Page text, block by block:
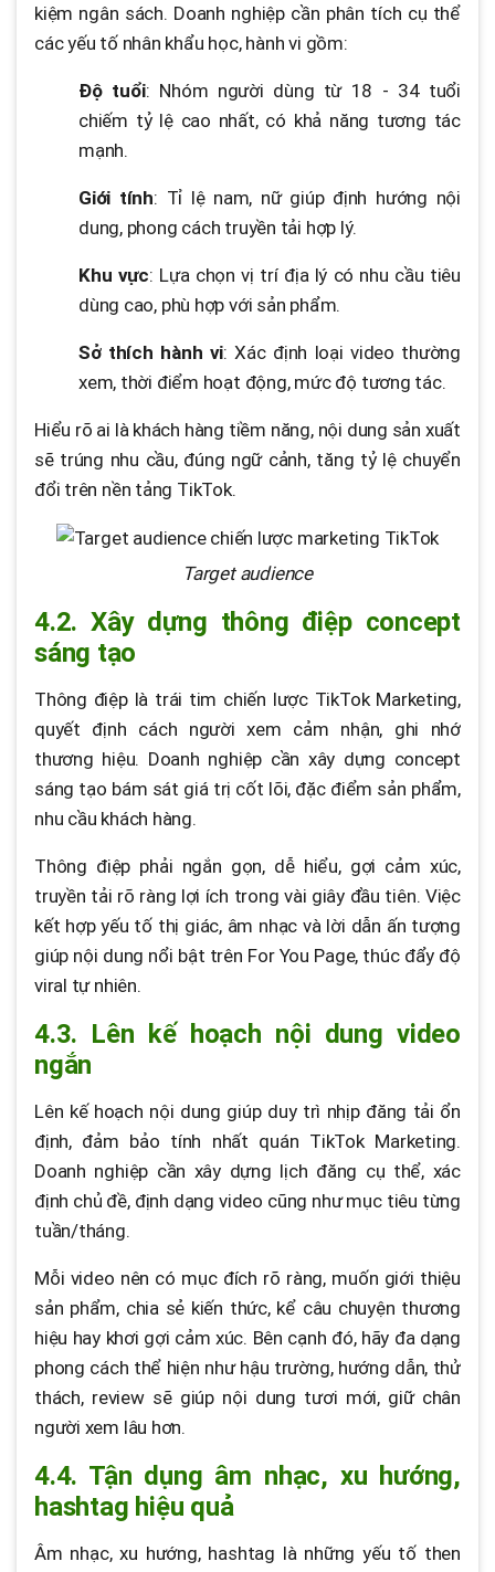
kiệm ngân sách. Doanh nghiệp cần phân tích cụ thể
các yếu tố nhân khẩu học, hành vi gồm:
Độ tuổi: Nhóm người dùng từ 18 - 34 tuổi
chiếm tỷ lệ cao nhất, có khả năng tương tác
mạnh.
Giới tính: Tỉ lệ nam, nữ giúp định hướng nội
dung, phong cách truyền tải hợp lý.
Khu vực: Lựa chọn vị trí địa lý có nhu cầu tiêu
dùng cao, phù hợp với sản phẩm.
Sở thích hành vi: Xác định loại video thường
xem, thời điểm hoạt động, mức độ tương tác.
Hiểu rõ ai là khách hàng tiềm năng, nội dung sản xuất
sẽ trúng nhu cầu, đúng ngữ cảnh, tăng tỷ lệ chuyển
đổi trên nền tảng TikTok.
Target audience
4.2. Xây dựng thông điệp concept
sáng tạo
Thông điệp là trái tim chiến lược TikTok Marketing,
quyết định cách người xem cảm nhận, ghi nhớ
thương hiệu. Doanh nghiệp cần xây dựng concept
sáng tạo bám sát giá trị cốt lõi, đặc điểm sản phẩm,
nhu cầu khách hàng.
Thông điệp phải ngắn gọn, dễ hiểu, gợi cảm xúc,
truyền tải rõ ràng lợi ích trong vài giây đầu tiên. Việc
kết hợp yếu tố thị giác, âm nhạc và lời dẫn ấn tượng
giúp nội dung nổi bật trên For You Page, thúc đẩy độ
viral tự nhiên.
4.3. Lên kế hoạch nội dung video
ngắn
Lên kế hoạch nội dung giúp duy trì nhịp đăng tải ổn
định, đảm bảo tính nhất quán TikTok Marketing.
Doanh nghiệp cần xây dựng lịch đăng cụ thể, xác
định chủ đề, định dạng video cũng như mục tiêu từng
tuần/tháng.
Mỗi video nên có mục đích rõ ràng, muốn giới thiệu
sản phẩm, chia sẻ kiến thức, kể câu chuyện thương
hiệu hay khơi gợi cảm xúc. Bên cạnh đó, hãy đa dạng
phong cách thể hiện như hậu trường, hướng dẫn, thử
thách, review sẽ giúp nội dung tươi mới, giữ chân
người xem lâu hơn.
4.4. Tận dụng âm nhạc, xu hướng,
hashtag hiệu quả
Âm nhạc, xu hướng, hashtag là những yếu tố then